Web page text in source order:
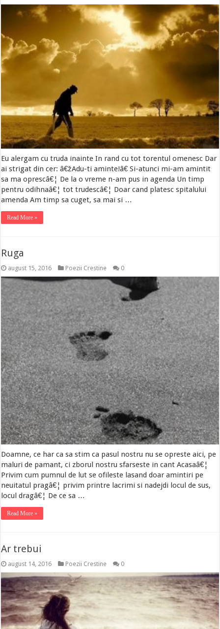
Eu alergam cu truda inainte In rand cu tot torentul omenesc Dar
ai strigat din cer: â€žAdu-ti aminte!â€ Si-atunci mi-am amintit
sa ma oprescâ€¦ De la o vreme n-am pus in agenda Un timp
pentru odihnaâ€¦ tot trudescâ€¦ Doar cand platesc spitalului
amenda Am timp sa cuget, sa mai si …
Read More »
Ruga
august 15, 2016 Poezii Crestine 0
Doamne, ce har ca sa stim ca pasul nostru nu se opreste aici, pe
maluri de pamant, ci zborul nostru sfarseste in cant Acasaâ€¦
Privim cum pumnul de lut se ofileste lasand doar amintiri pe
neuitatul pragâ€¦ privim printre lacrimi si nadejdi locul de sus,
locul dragâ€¦ De ce sa …
Read More »
Ar trebui
august 14, 2016 Poezii Crestine 0